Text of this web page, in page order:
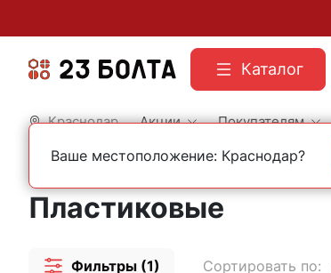
Каталог
Краснодар Акции Покупателям
Главная Строительный крепеж Хомуты Пластиковые
Пластиковые
Фильтры (1) Сортировать по:
Ваше местоположение: Краснодар?